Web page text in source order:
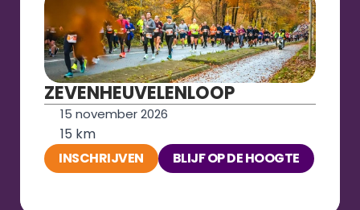
ZEVENHEUVELENLOOP
15 november 2026
15 km
INSCHRIJVEN
BLIJF OP DE HOOGTE